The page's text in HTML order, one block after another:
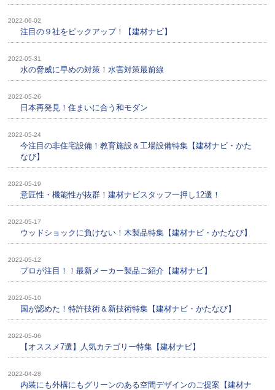
2022-06-02
注目の９社をピックアップ！【建材ナビ】
2022-05-31
水の脅威に早めの対策！水害対策最前線
2022-05-26
日本再発見！住まいに合う和モダン
2022-05-24
今注目の非住宅設備！教育施設＆工場設備特集【建材ナビ・かた
なび】
2022-05-19
意匠性・機能 性が抜群！建材ナビスタッフ一押し12選！
2022-05-17
ウッドショックに負けない！木製品特集【建材ナビ・かたなび】
2022-05-12
プロが注目！！最新メーカー製品ご紹介【建材ナビ】
2022-05-10
国が認めた！特許技術＆新技術特集【建材ナビ・かたなび】
2022-05-06
【オススメ7選】人気カテゴリー特集【建材ナビ】
2022-04-28
内装にも外構にもグリーンのある空間デザインのご提案【建材ナ